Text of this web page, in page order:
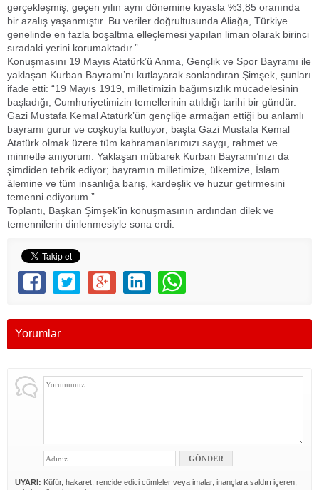
gerçekleşmiş; geçen yılın aynı dönemine kıyasla %3,85 oranında
bir azalış yaşanmıştır. Bu veriler doğrultusunda Aliağa, Türkiye
genelinde en fazla boşaltma elleçlemesi yapılan liman olarak birinci
sıradaki yerini korumaktadır.”
Konuşmasını 19 Mayıs Atatürk’ü Anma, Gençlik ve Spor Bayramı ile
yaklaşan Kurban Bayramı’nı kutlayarak sonlandıran Şimşek, şunları
ifade etti: “19 Mayıs 1919, milletimizin bağımsızlık mücadelesinin
başladığı, Cumhuriyetimizin temellerinin atıldığı tarihi bir gündür.
Gazi Mustafa Kemal Atatürk’ün gençliğe armağan ettiği bu anlamlı
bayramı gurur ve coşkuyla kutluyor; başta Gazi Mustafa Kemal
Atatürk olmak üzere tüm kahramanlarımızı saygı, rahmet ve
minnetle anıyorum. Yaklaşan mübarek Kurban Bayramı’nızı da
şimdiden tebrik ediyor; bayramın milletimize, ülkemize, İslam
âlemine ve tüm insanlığa barış, kardeşlik ve huzur getirmesini
temenni ediyorum.”
Toplantı, Başkan Şimşek’in konuşmasının ardından dilek ve
temennilerin dinlenmesiyle sona erdi.
Yorumlar
UYARI: Küfür, hakaret, rencide edici cümleler veya imalar, inançlara saldırı içeren,